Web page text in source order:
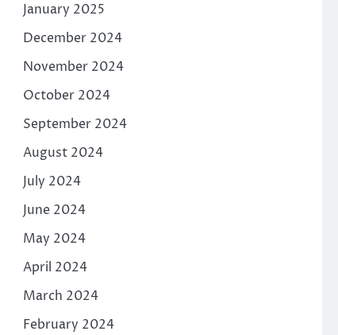
January 2025
December 2024
November 2024
October 2024
September 2024
August 2024
July 2024
June 2024
May 2024
April 2024
March 2024
February 2024